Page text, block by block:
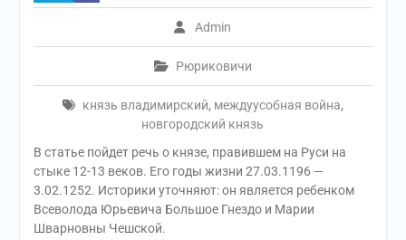
Admin
Рюриковичи
князь владимирский, междуусобная война,
новгородский князь
В статье пойдет речь о князе, правившем на Руси на
стыке 12-13 веков. Его годы жизни 27.03.1196 —
3.02.1252. Историки уточняют: он является ребенком
Всеволода Юрьевича Большое Гнездо и Марии
Шварновны Чешской.